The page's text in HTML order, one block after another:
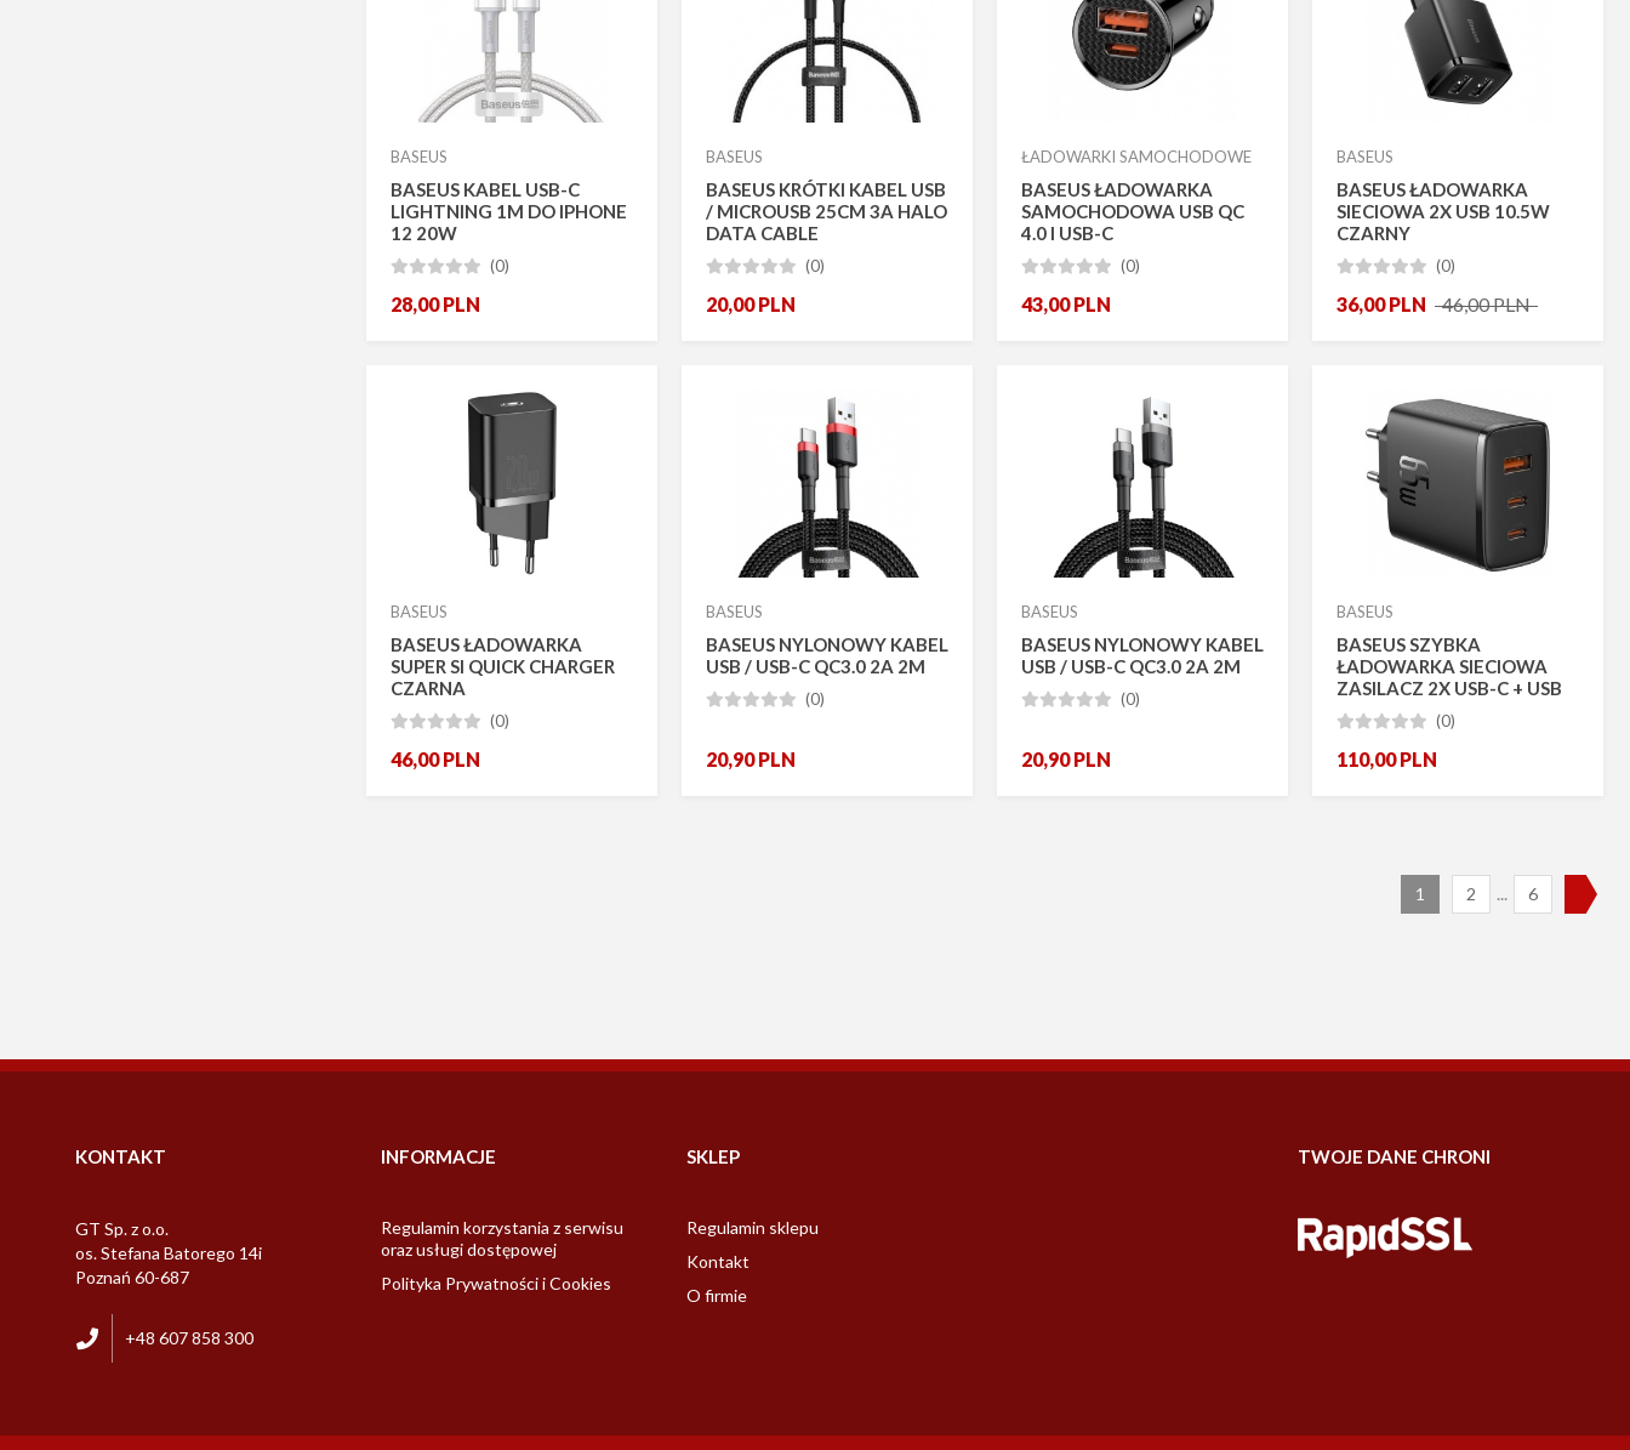
BASEUS
BASEUS KABEL USB-C
LIGHTNING 1M DO IPHONE
12 20W
 (0)
28,00PLN
BASEUS
BASEUS KRÓTKI KABEL USB
/ MICROUSB 25CM 3A HALO
DATA CABLE
PODŚWIETLANY LED
 (0)
20,00PLN
ŁADOWARKI SAMOCHODOWE
BASEUS ŁADOWARKA
SAMOCHODOWA USB QC
4.0 I USB-C
 (0)
43,00PLN
BASEUS
BASEUS ŁADOWARKA
SIECIOWA 2X USB 10.5W
CZARNY
 (0)
36,00PLN 46,00PLN
BASEUS
BASEUS ŁADOWARKA
SUPER SI QUICK CHARGER
CZARNA
 (0)
46,00PLN
BASEUS
BASEUS NYLONOWY KABEL
USB / USB-C QC3.0 2A 2M
 (0)
20,90PLN
BASEUS
BASEUS NYLONOWY KABEL
USB / USB-C QC3.0 2A 2M
 (0)
20,90PLN
BASEUS
BASEUS SZYBKA
ŁADOWARKA SIECIOWA
ZASILACZ 2X USB-C + USB
65W
 (0)
110,00PLN
1 2 ... 6
KONTAKT
GT Sp. z o.o.
os. Stefana Batorego 14i
Poznań 60-687
+48 607 858 300
INFORMACJE
Regulamin korzystania z serwisu
oraz usługi dostępowej
Polityka Prywatności i Cookies
SKLEP
Regulamin sklepu
Kontakt
O firmie
TWOJE DANE CHRONI